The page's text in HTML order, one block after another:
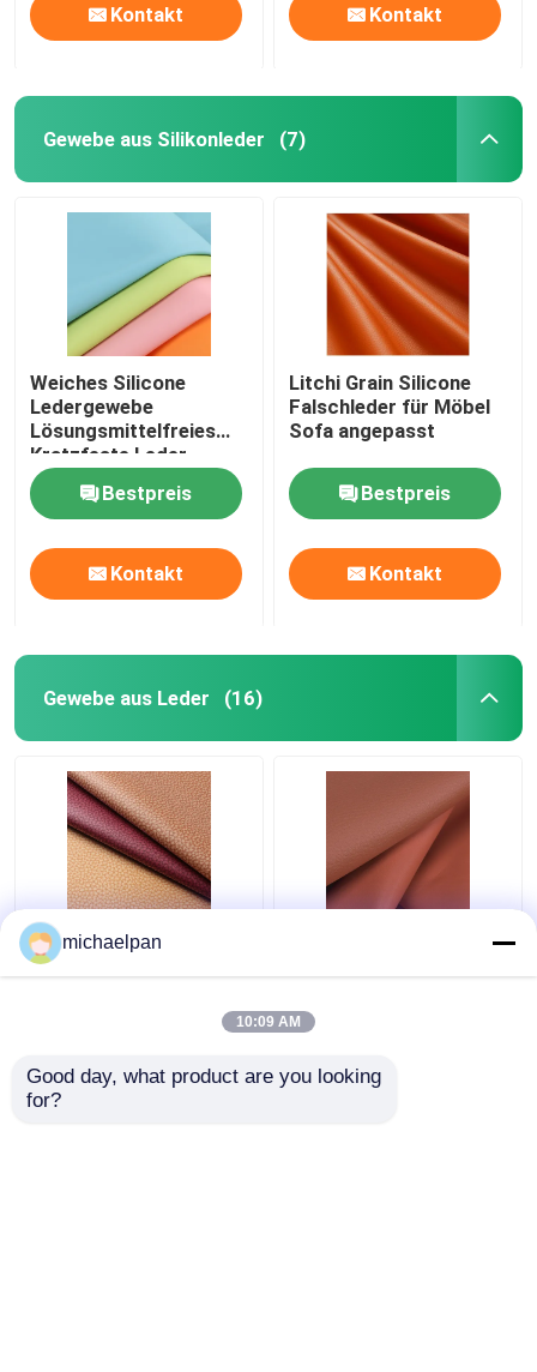
Kontakt Kontakt
Gewebe aus Silikonleder (7)
Weiches Silicone
Ledergewebe
Lösungsmittelfreies
Kratzfeste Leder
kundenspezifisch
Bestpreis
Kontakt
Litchi Grain Silicone
Falschleder für Möbel
Sofa angepasst
Bestpreis
Kontakt
Gewebe aus Leder (16)
Litchi Leather Stoff 1,2
mm Atmung Leeder
Verschmutzung
michaelpan
10:09 AM
Good day, what product are you looking
for?